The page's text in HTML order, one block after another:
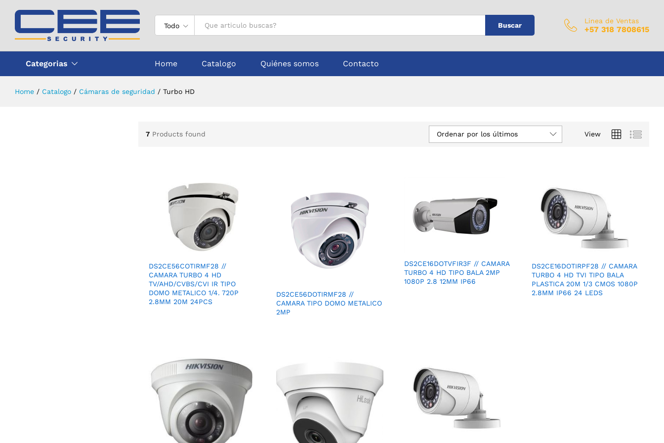
Todo Buscar
Linea de Ventas
+57 318 7808615
Categorias Home Catalogo Quiénes somos Contacto
Home / Catalogo / Cámaras de seguridad / Turbo HD
7 Products found View
Ordenar por los últimos
DS2CE56COTIRMF28 //
CAMARA TURBO 4 HD
TV/AHD/CVBS/CVI IR TIPO
DOMO METALICO 1/4. 720P
2.8MM 20M 24PCS
DS2CE56DOTIRMF28 //
CAMARA TIPO DOMO METALICO
2MP
DS2CE16DOTVFIR3F // CAMARA
TURBO 4 HD TIPO BALA 2MP
1080P 2.8 12MM IP66
DS2CE16DOTIRPF28 // CAMARA
TURBO 4 HD TVI TIPO BALA
PLASTICA 20M 1/3 CMOS 1080P
2.8MM IP66 24 LEDS